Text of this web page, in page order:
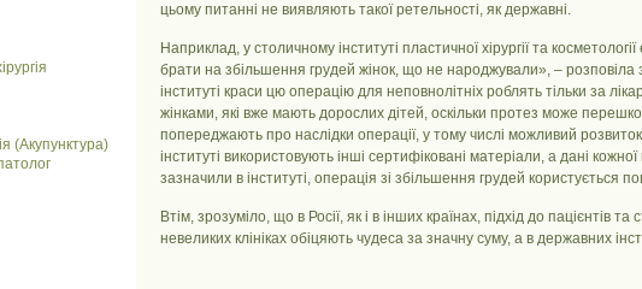
(Акупунктура)
цьому питанні не виявляють такої ретельності, як державні.
Наприклад, у столичному інституті пластичної хірургії та
брати на збільшення грудей жінок, що не народжували», – розповіла
інституті краси цю операцію для неповнолітніх роблять тільки за
жінками, які вже мають дорослих дітей, оскільки протез може
попереджають про наслідки операції, у тому числі можливий
інституті використовують інші сертифіковані матеріали, а дані
зазначили в інституті, операція зі збільшення грудей користується
Втім, зрозуміло, що в Росії, як і в інших країнах, підхід до пацієнтів
невеликих клініках обіцяють чудеса за значну суму, а в державних